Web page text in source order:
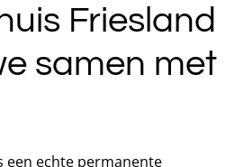
Friesland
samen met
een echte permanente